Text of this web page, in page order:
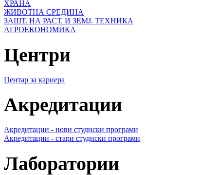
ХРАНА
ЖИВОТНА СРЕДИНА
ЗАШТ. НА РАСТ. И ЗЕМЈ. ТЕХНИКА
АГРОЕКОНОМИКА
Центри
Центар за кариера
Акредитации
Акредитации - нови студиски програми
Акредитации - стари студиски програми
Лаборатории